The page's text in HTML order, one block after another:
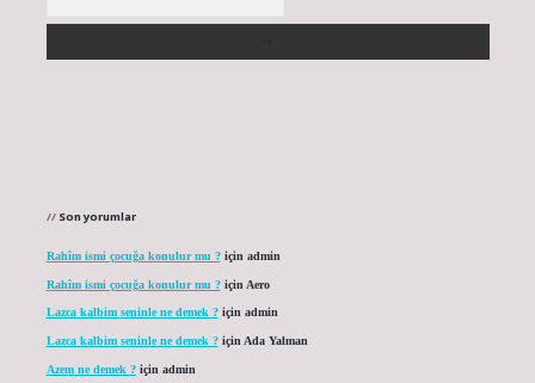
Son yorumlar
Rahîm ismi çocuğa konulur mu ?için admin
Rahîm ismi çocuğa konulur mu ?için Aero
Lazca kalbim seninle ne demek ?için admin
Lazca kalbim seninle ne demek ?için Ada Yalman
Azem ne demek ?için admin